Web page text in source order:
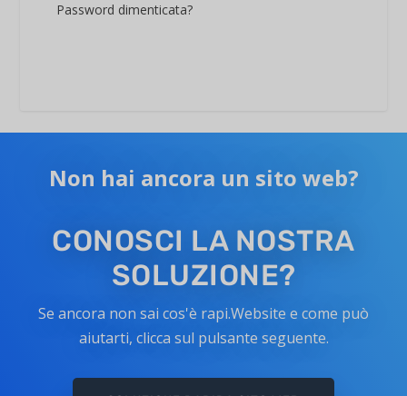
Password dimenticata?
Non hai ancora un sito web?
CONOSCI LA NOSTRA
SOLUZIONE?
Se ancora non sai cos'è rapi.Website e come può
aiutarti, clicca sul pulsante seguente.